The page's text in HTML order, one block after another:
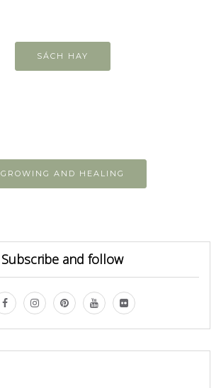
SÁCH HAY
GROWING AND HEALING
Subscribe and follow